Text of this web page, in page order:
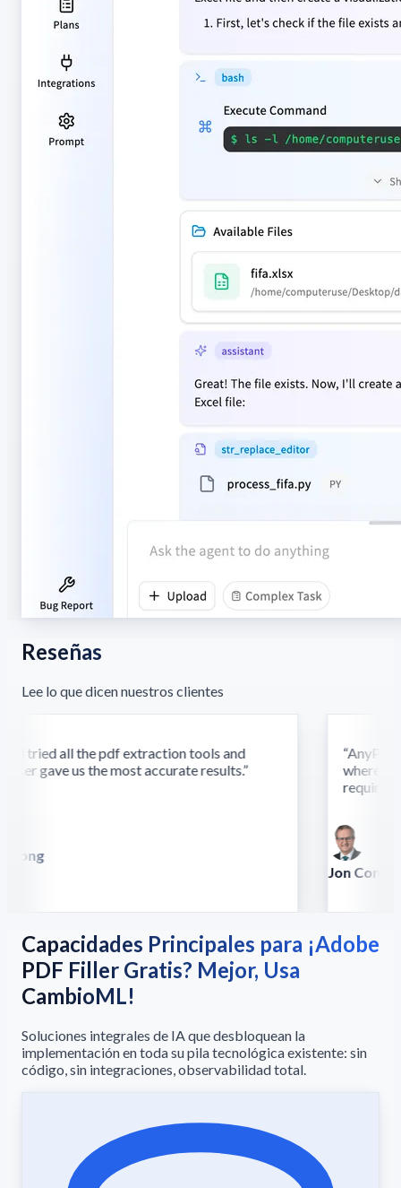
Reseñas
Lee lo que dicen nuestros clientes
tried all the pdf extraction tools and
gave us the most accurate results.”
where
require
Jon Conradt
Capacidades Principales para ¡Adobe
PDF Filler Gratis? Mejor, Usa
CambioML!
Soluciones integrales de IA que desbloquean la
implementación en toda su pila tecnológica existente: sin
código, sin integraciones, observabilidad total.